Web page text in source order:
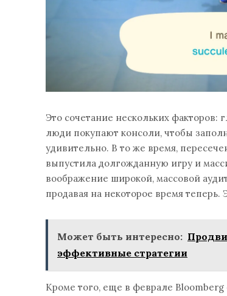
Это сочетание нескольких факторов:
люди покупают консоли, чтобы
удивительно. В то же время,
выпустила долгожданную игру и
воображение широкой, массовой
продавая на некоторое время теперь.
Может быть интересно:
эффективные стратегии
Кроме того, еще в феврале